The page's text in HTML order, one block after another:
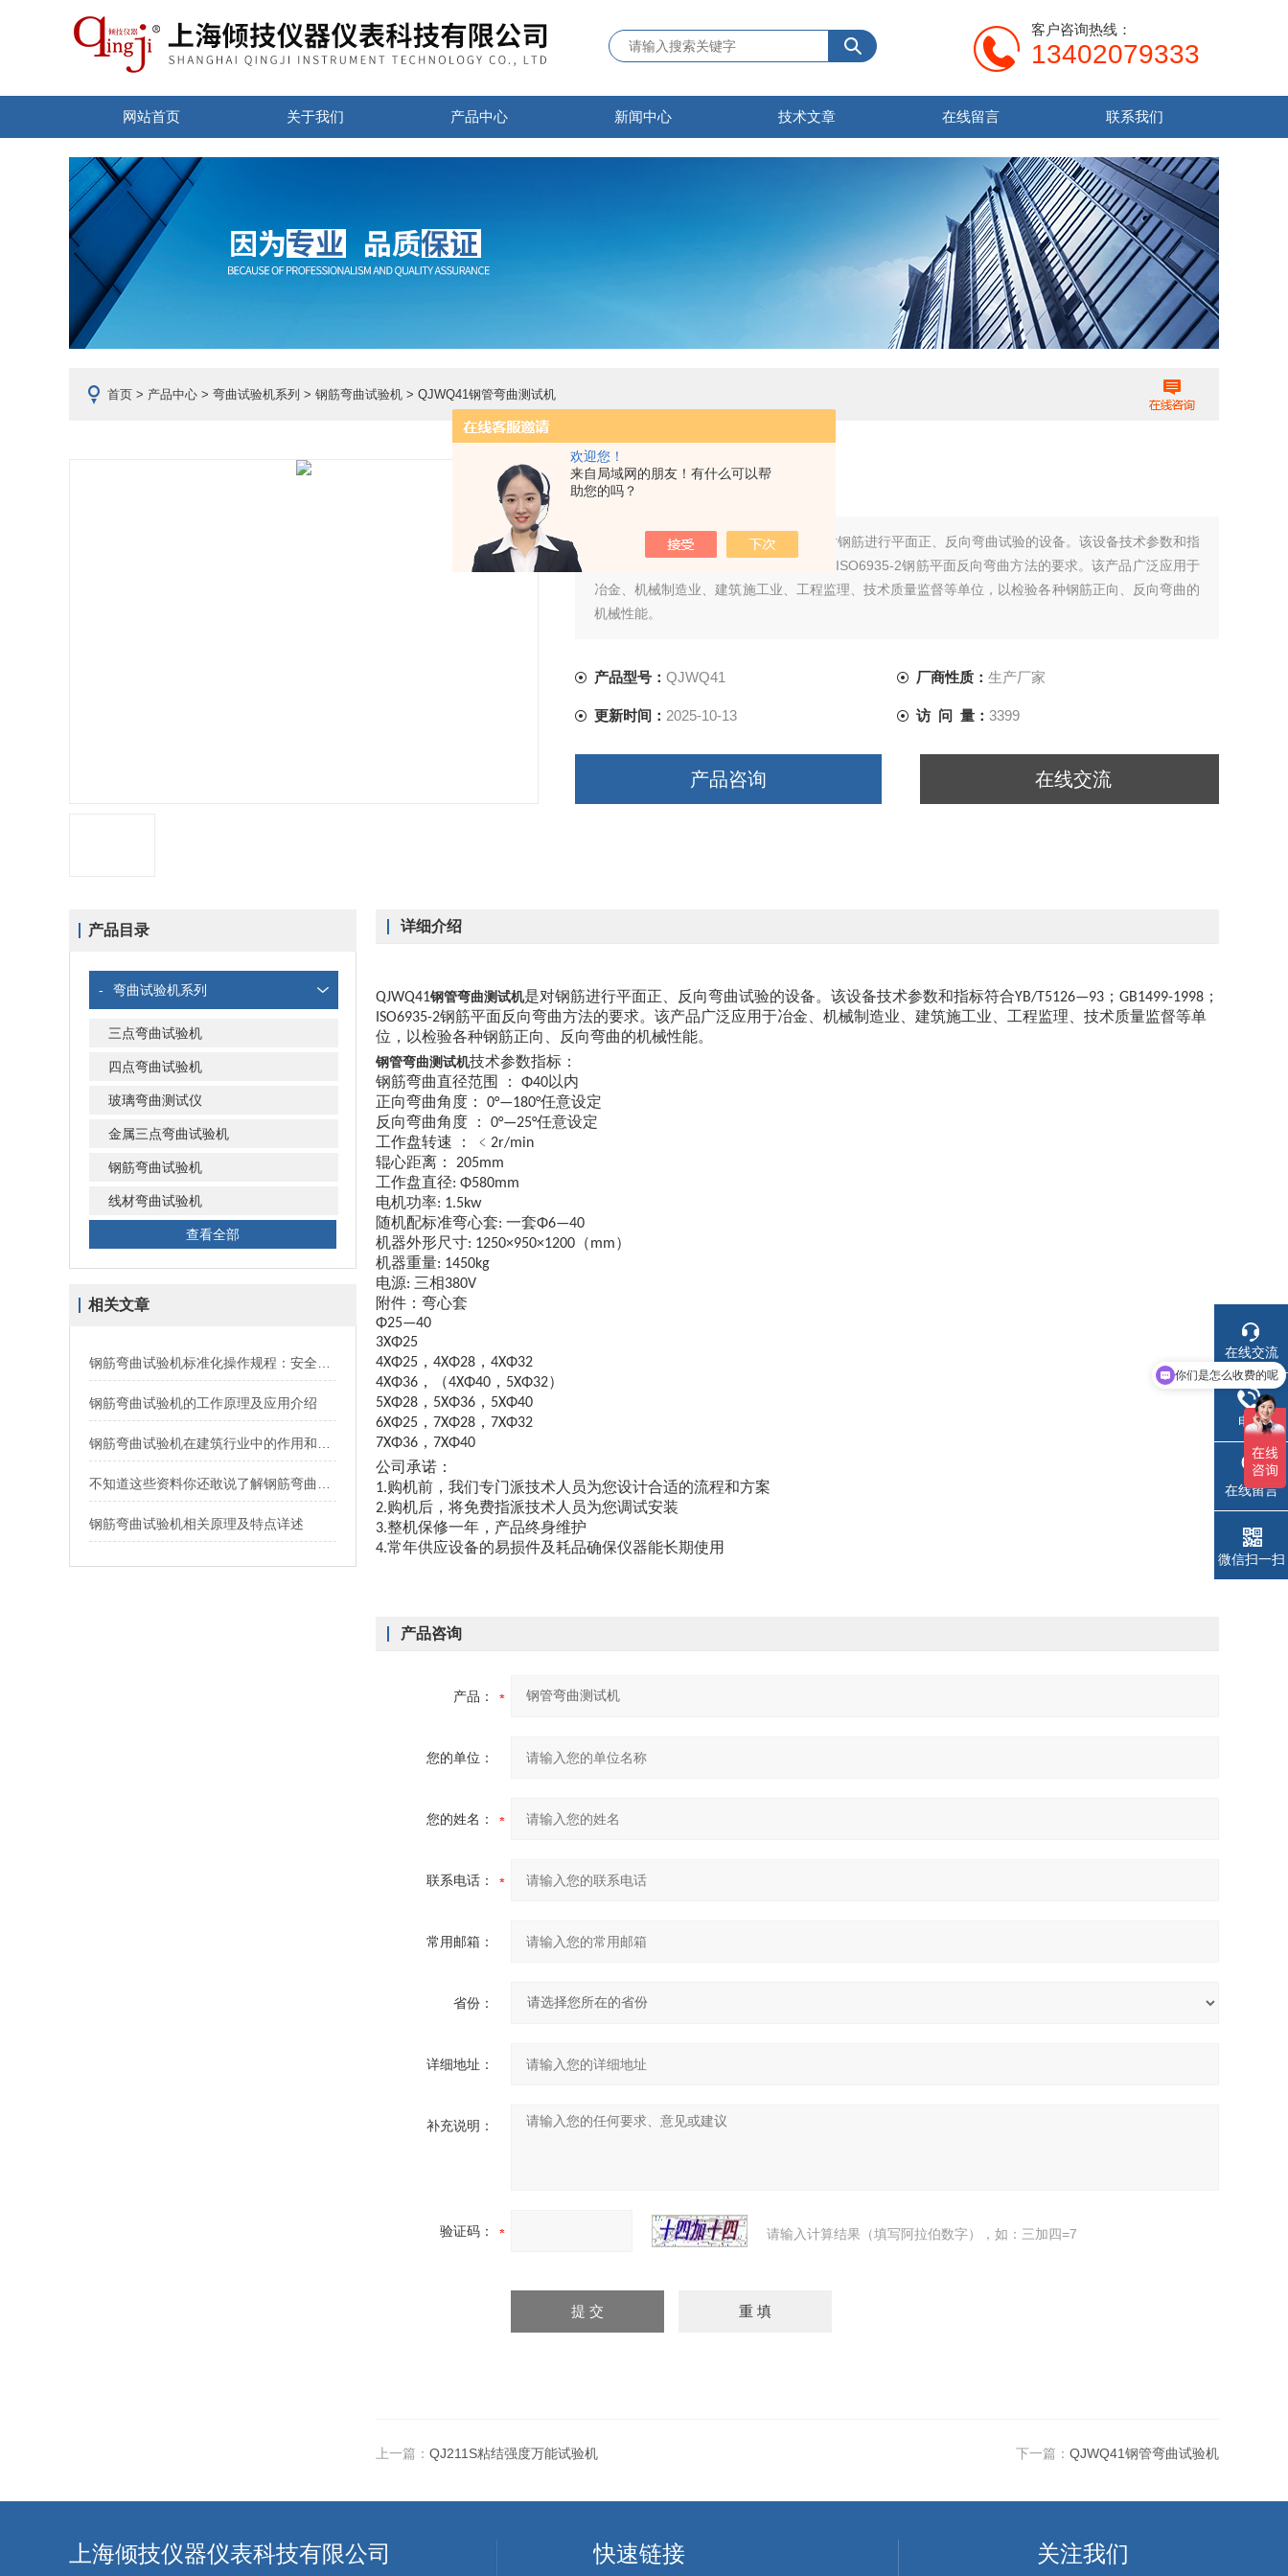
欢迎您！
来自局域网的朋友！有什么可以帮
助您的吗？
客户咨询热线：
13402079333
网站首页 关于我们 产品中心 新闻中心 技术文章 在线留言 联系我们
首页 > 产品中心 > 弯曲试验机系列 > 钢筋弯曲试验机 > QJWQ41钢管弯曲测试机
钢管弯曲测试机
QJWQ41钢管弯曲测试机是对钢筋进行平面正、反向弯曲试验的设备。该设备技术参数和指
标符合YB/T5126—93；GB1499-1998；ISO6935-2钢筋平面反向弯曲方法的要求。该产品广泛应用于
冶金、机械制造业、建筑施工业、工程监理、技术质量监督等单位，以检验各种钢筋正向、反向弯曲的
机械性能。
产品型号： QJWQ41 厂商性质： 生产厂家
更新时间： 2025-10-13 访 问 量： 3399
产品咨询 在线交流
产品目录
- 弯曲试验机系列
三点弯曲试验机
四点弯曲试验机
玻璃弯曲测试仪
金属三点弯曲试验机
钢筋弯曲试验机
线材弯曲试验机
查看全部
相关文章
钢筋弯曲试验机的工作原理及应用介绍
钢筋弯曲试验机相关原理及特点详述
详细介绍
QJWQ41钢管弯曲测试机是对钢筋进行平面正、反向弯曲试验的设备。该设备技术参数和指标符合YB/T5126—93 ； GB1499-1998 ；
ISO6935-2钢筋平面反向弯曲方法的要求。该产品广泛应用于冶金、机械制造业、建筑施工业、工程监理、技术质量监督等单
位，以检验各种钢筋正向、反向弯曲的机械性能。
钢管弯曲测试机技术参数指标：
钢筋弯曲直径范围
： Φ40以内
正向弯曲角度：
0°—180°任意设定
反向弯曲角度
： 0°—25°任意设定
工作盘转速
： ﹤ 2r/min
辊心距离： 205mm
工作盘直径: Φ580mm
电机功率: 1.5kw
随机配标准弯心套: 一套Φ6—40
机器外形尺寸: 1250×950×1200 （mm）
机器重量: 1450kg
电源: 三相380V
附件：弯心套
Φ25—40
3ΧΦ25
4ΧΦ25 ， 4ΧΦ28 ， 4ΧΦ32
4ΧΦ36 ，（4ΧΦ40 ， 5ΧΦ32）
5ΧΦ28 ， 5ΧΦ36 ， 5ΧΦ40
6ΧΦ25 ， 7ΧΦ28 ， 7ΧΦ32
7ΧΦ36 ， 7ΧΦ40
公司承诺：
1.购机前，我们专门派技术人员为您设计合适的流程和方案
2.购机后，将免费指派技术人员为您调试安装
3.整机保修一年，产品终身维护
4.常年供应设备的易损件及耗品确保仪器能长期使用
产品咨询
产品：
您的单位：
您的姓名：
联系电话：
常用邮箱：
省份：
详细地址：
补充说明：
验证码： 请输入计算结果（填写阿拉伯数字），如：三加四=7
上一篇： QJ211S粘结强度万能试验机 下一篇： QJWQ41钢管弯曲试验机
上海倾技仪器仪表科技有限公司 快速链接 关注我们
在线交流
电话
在线留言
微信扫一扫
你们是怎么收费的呢